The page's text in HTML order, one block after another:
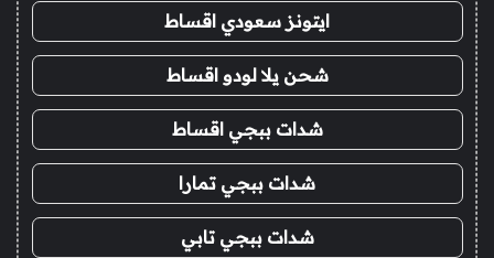
ايتونز سعودي اقساط
شحن يلا لودو اقساط
شدات ببجي اقساط
شدات ببجي تمارا
شدات ببجي تابي